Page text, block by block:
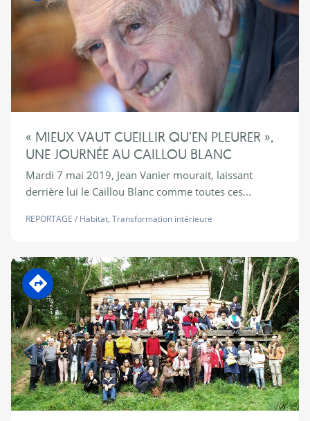
« MIEUX VAUT CUEILLIR QU’EN PLEURER »,
UNE JOURNÉE AU CAILLOU BLANC
Mardi 7 mai 2019, Jean Vanier mourait, laissant
derrière lui le Caillou Blanc comme toutes ces...
REPORTAGE / Habitat, Transformation intérieure
En transition